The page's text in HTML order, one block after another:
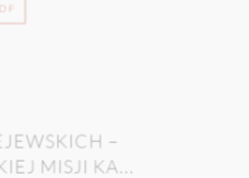
–
MISJI KA...